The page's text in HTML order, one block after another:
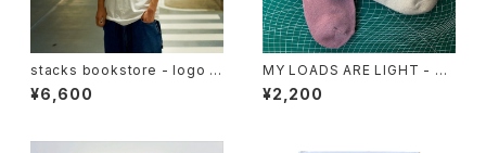
stacks bookstore - logo t
¥6,600
MY LOADS ARE LIGHT - Li
ghtness Ankle Socks
¥2,200